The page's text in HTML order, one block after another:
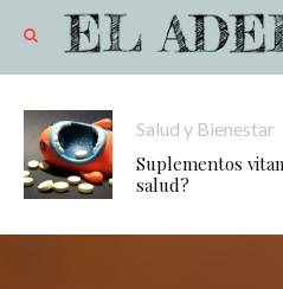
Salud y Bienestar
Suplementos
salud?